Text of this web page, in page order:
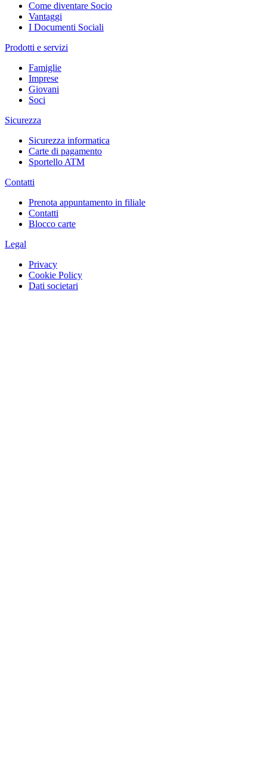
Come diventare Socio
Vantaggi
I Documenti Sociali
Prodotti e servizi
Famiglie
Imprese
Giovani
Soci
Sicurezza
Sicurezza informatica
Carte di pagamento
Sportello ATM
Contatti
Prenota appuntamento in filiale
Contatti
Blocco carte
Legal
Privacy
Cookie Policy
Dati societari